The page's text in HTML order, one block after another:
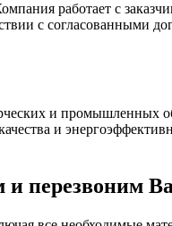
работает с
с согласованными
и промышленных
и
и перезвоним